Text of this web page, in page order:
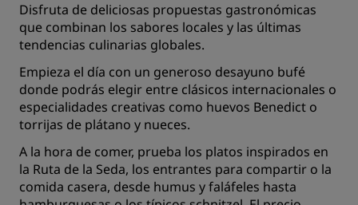
Disfruta de deliciosas propuestas gastronómicas
que combinan los sabores locales y las últimas
tendencias culinarias globales.
Empieza el día con un generoso desayuno bufé
donde podrás elegir entre clásicos internacionales o
especialidades creativas como huevos Benedict o
torrijas de plátano y nueces.
A la hora de comer, prueba los platos inspirados en
la Ruta de la Seda, los entrantes para compartir o la
comida casera, desde humus y faláfeles hasta